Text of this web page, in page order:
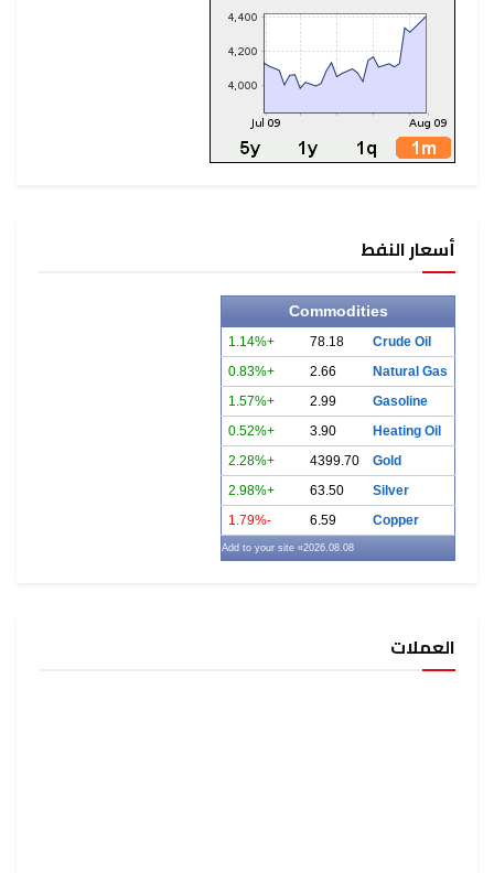
أسعار النفط
Commodities
Crude Oil
78.18
+1.14%
Natural Gas
2.66
+0.83%
Gasoline
2.99
+1.57%
Heating Oil
3.90
+0.52%
Gold
4399.70
+2.28%
Silver
63.50
+2.98%
Copper
6.59
-1.79%
2026.08.08
» Add to your site
العملات